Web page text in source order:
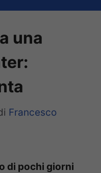
una
Francesco
di pochi giorni